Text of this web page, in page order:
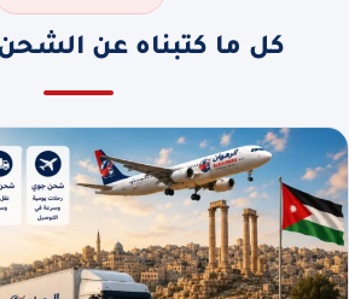
كل ما كتبناه عن الشحن